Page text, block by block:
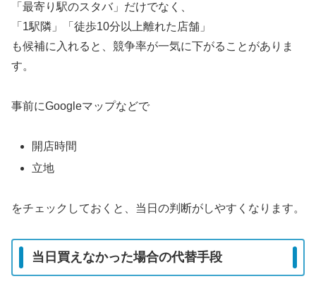
「最寄り駅のスタバ」だけでなく、
「1駅隣」「徒歩10分以上離れた店舗」
も候補に入れると、競争率が一気に下がることがありま
す。
事前にGoogleマップなどで
開店時間
立地
をチェックしておくと、当日の判断がしやすくなります。
当日買えなかった場合の代替手段